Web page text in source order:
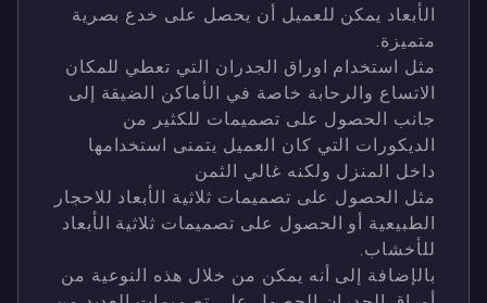
الأبعاد يمكن للعميل أن يحصل على خدع بصرية
متميزة.
مثل استخدام اوراق الجدران التي تعطي للمكان
الاتساع والرحابة خاصة في الأماكن الضيقة إلى
جانب الحصول على تصميمات للكثير من
الديكورات التي كان العميل يتمنى استخدامها
داخل المنزل ولكنه غالي الثمن
مثل الحصول على تصميمات ثلاثية الأبعاد للاحجار
الطبيعية أو الحصول على تصميمات ثلاثية الأبعاد
للأخشاب.
بالإضافة إلى أنه يمكن من خلال هذه النوعية من